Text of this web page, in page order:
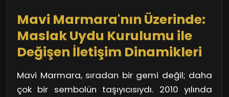
avantaj!
nereye doğru eseceğini kim bilirdi ki?
Mavi Marmara'nın Üzerinde:
Maslak Uydu Kurulumu ile
Değişen İletişim Dinamikleri
Mavi Marmara, sıradan bir gemi değil; daha
çok bir sembolün taşıyıcısıydı. 2010 yılında